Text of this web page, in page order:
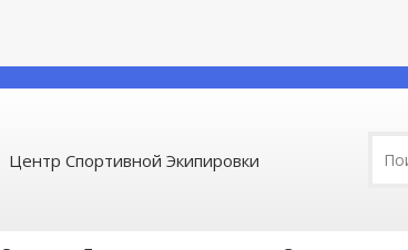
Центр Спортивной Экипировки